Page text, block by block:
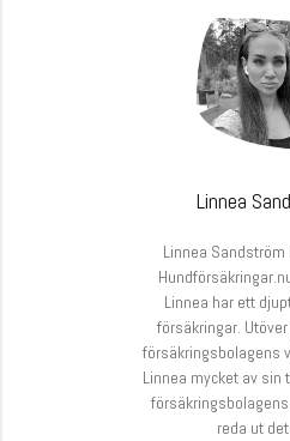
Linnea
Linnea
Linnea har ett
försäkringar.
försäkringsbolagens
Linnea mycket av sin
reda ut